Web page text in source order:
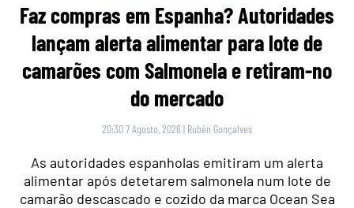
Faz compras em Espanha? Autoridades
lançam alerta alimentar para lote de
camarões com Salmonela e retiram-no
do mercado
20:30 7 Agosto, 2026 | Rubén Gonçalves
As autoridades espanholas emitiram um alerta
alimentar após detetarem salmonela num lote de
camarão descascado e cozido da marca Ocean Sea